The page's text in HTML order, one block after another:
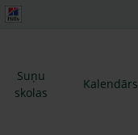
Suņu
skolas
Kalendārs